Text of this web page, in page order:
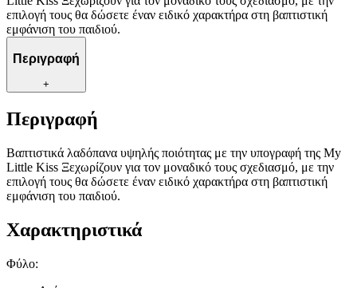
επιλογή τους θα δώσετε έναν ειδικό χαρακτήρα στη βαπτιστική
εμφάνιση του παιδιού.
Περιγραφή
+
Περιγραφή
Βαπτιστικά λαδόπανα υψηλής ποιότητας με την υπογραφή της My
Little Kiss Ξεχωρίζουν για τον μοναδικό τους σχεδιασμό, με την
επιλογή τους θα δώσετε έναν ειδικό χαρακτήρα στη βαπτιστική
εμφάνιση του παιδιού.
Χαρακτηριστικά
Φύλο: